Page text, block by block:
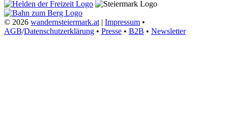
© 2026 wandernsteiermark.at | Impressum •
AGB/Datenschutzerklärung • Presse • B2B • Newsletter